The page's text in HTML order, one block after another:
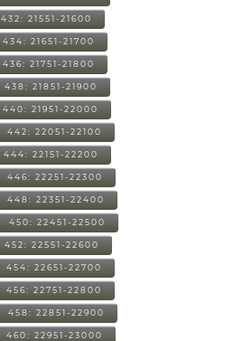
432: 21551-21600
434: 21651-21700
436: 21751-21800
438: 21851-21900
440: 21951-22000
442: 22051-22100
444: 22151-22200
446: 22251-22300
448: 22351-22400
450: 22451-22500
452: 22551-22600
454: 22651-22700
456: 22751-22800
458: 22851-22900
460: 22951-23000